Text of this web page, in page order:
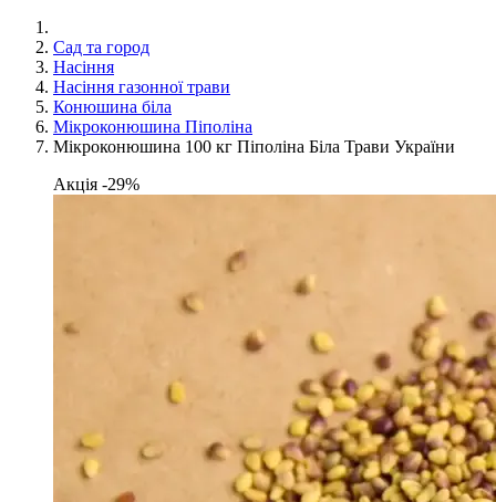
Сад та город
Насіння
Насіння газонної трави
Конюшина біла
Мікроконюшина Піполіна
Мікроконюшина 100 кг Піполіна Біла Трави України
Акція -29%